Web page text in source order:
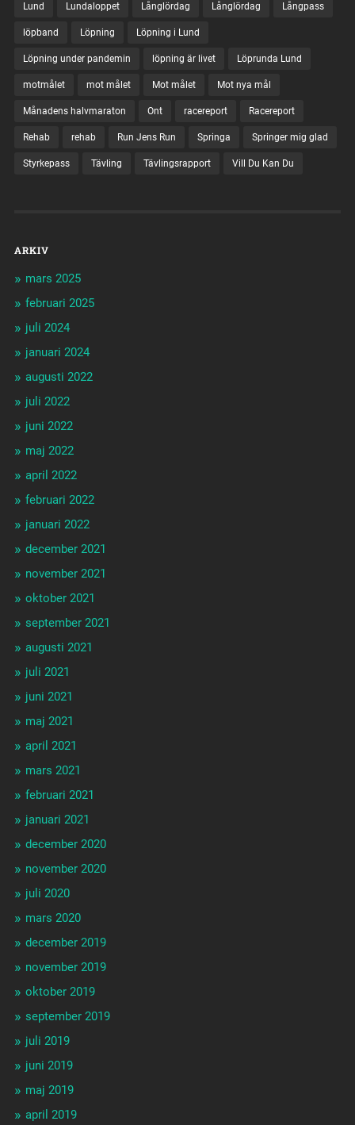
Lund Lundaloppet Långlördag Långlördag Långpass
löpband Löpning Löpning i Lund
Löpning under pandemin löpning är livet Löprunda Lund
motmålet mot målet Mot målet Mot nya mål
Månadens halvmaraton Ont racereport Racereport
Rehab rehab Run Jens Run Springa Springer mig glad
Styrkepass Tävling Tävlingsrapport Vill Du Kan Du
ARKIV
mars 2025
februari 2025
juli 2024
januari 2024
augusti 2022
juli 2022
juni 2022
maj 2022
april 2022
februari 2022
januari 2022
december 2021
november 2021
oktober 2021
september 2021
augusti 2021
juli 2021
juni 2021
maj 2021
april 2021
mars 2021
februari 2021
januari 2021
december 2020
november 2020
juli 2020
mars 2020
december 2019
november 2019
oktober 2019
september 2019
juli 2019
juni 2019
maj 2019
april 2019